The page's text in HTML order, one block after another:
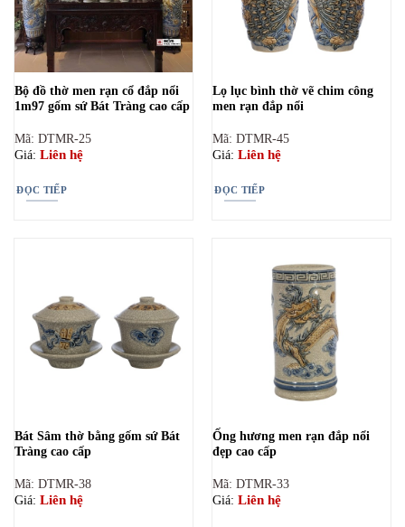
Bộ đồ thờ men rạn cổ đắp nổi
1m97 gốm sứ Bát Tràng cao cấp
Mã: DTMR-25
Giá: Liên hệ
ĐỌC TIẾP
Lọ lục bình thờ vẽ chim công
men rạn đắp nổi
Mã: DTMR-45
Giá: Liên hệ
ĐỌC TIẾP
Bát Sâm thờ bằng gốm sứ Bát
Tràng cao cấp
Mã: DTMR-38
Giá: Liên hệ
Ống hương men rạn đắp nổi
đẹp cao cấp
Mã: DTMR-33
Giá: Liên hệ